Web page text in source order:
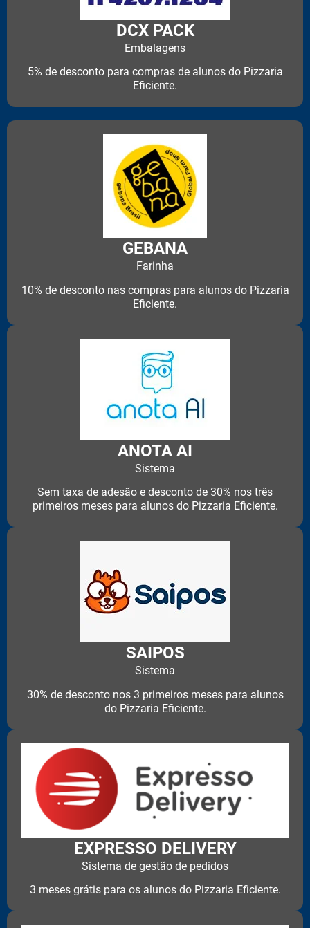
DCX PACK
Embalagens
5% de desconto para compras de alunos do Pizzaria
Eficiente.
GEBANA
Farinha
10% de desconto nas compras para alunos do Pizzaria
Eficiente.
ANOTA AI
Sistema
Sem taxa de adesão e desconto de 30% nos três
primeiros meses para alunos do Pizzaria Eficiente.
SAIPOS
Sistema
30% de desconto nos 3 primeiros meses para alunos
do Pizzaria Eficiente.
EXPRESSO DELIVERY
Sistema de gestão de pedidos
3 meses grátis para os alunos do Pizzaria Eficiente.